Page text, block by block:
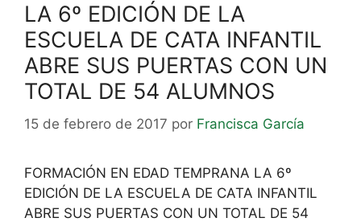
LA 6º EDICIÓN DE LA
ESCUELA DE CATA INFANTIL
ABRE SUS PUERTAS CON UN
TOTAL DE 54 ALUMNOS
15 de febrero de 2017 por Francisca García
FORMACIÓN EN EDAD TEMPRANA LA 6º
EDICIÓN DE LA ESCUELA DE CATA INFANTIL
ABRE SUS PUERTAS CON UN TOTAL DE 54